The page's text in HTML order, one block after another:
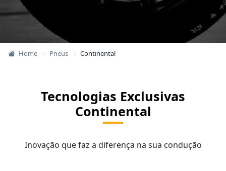
Home Pneus Continental
Tecnologias Exclusivas
Continental
Inovação que faz a diferença na sua condução